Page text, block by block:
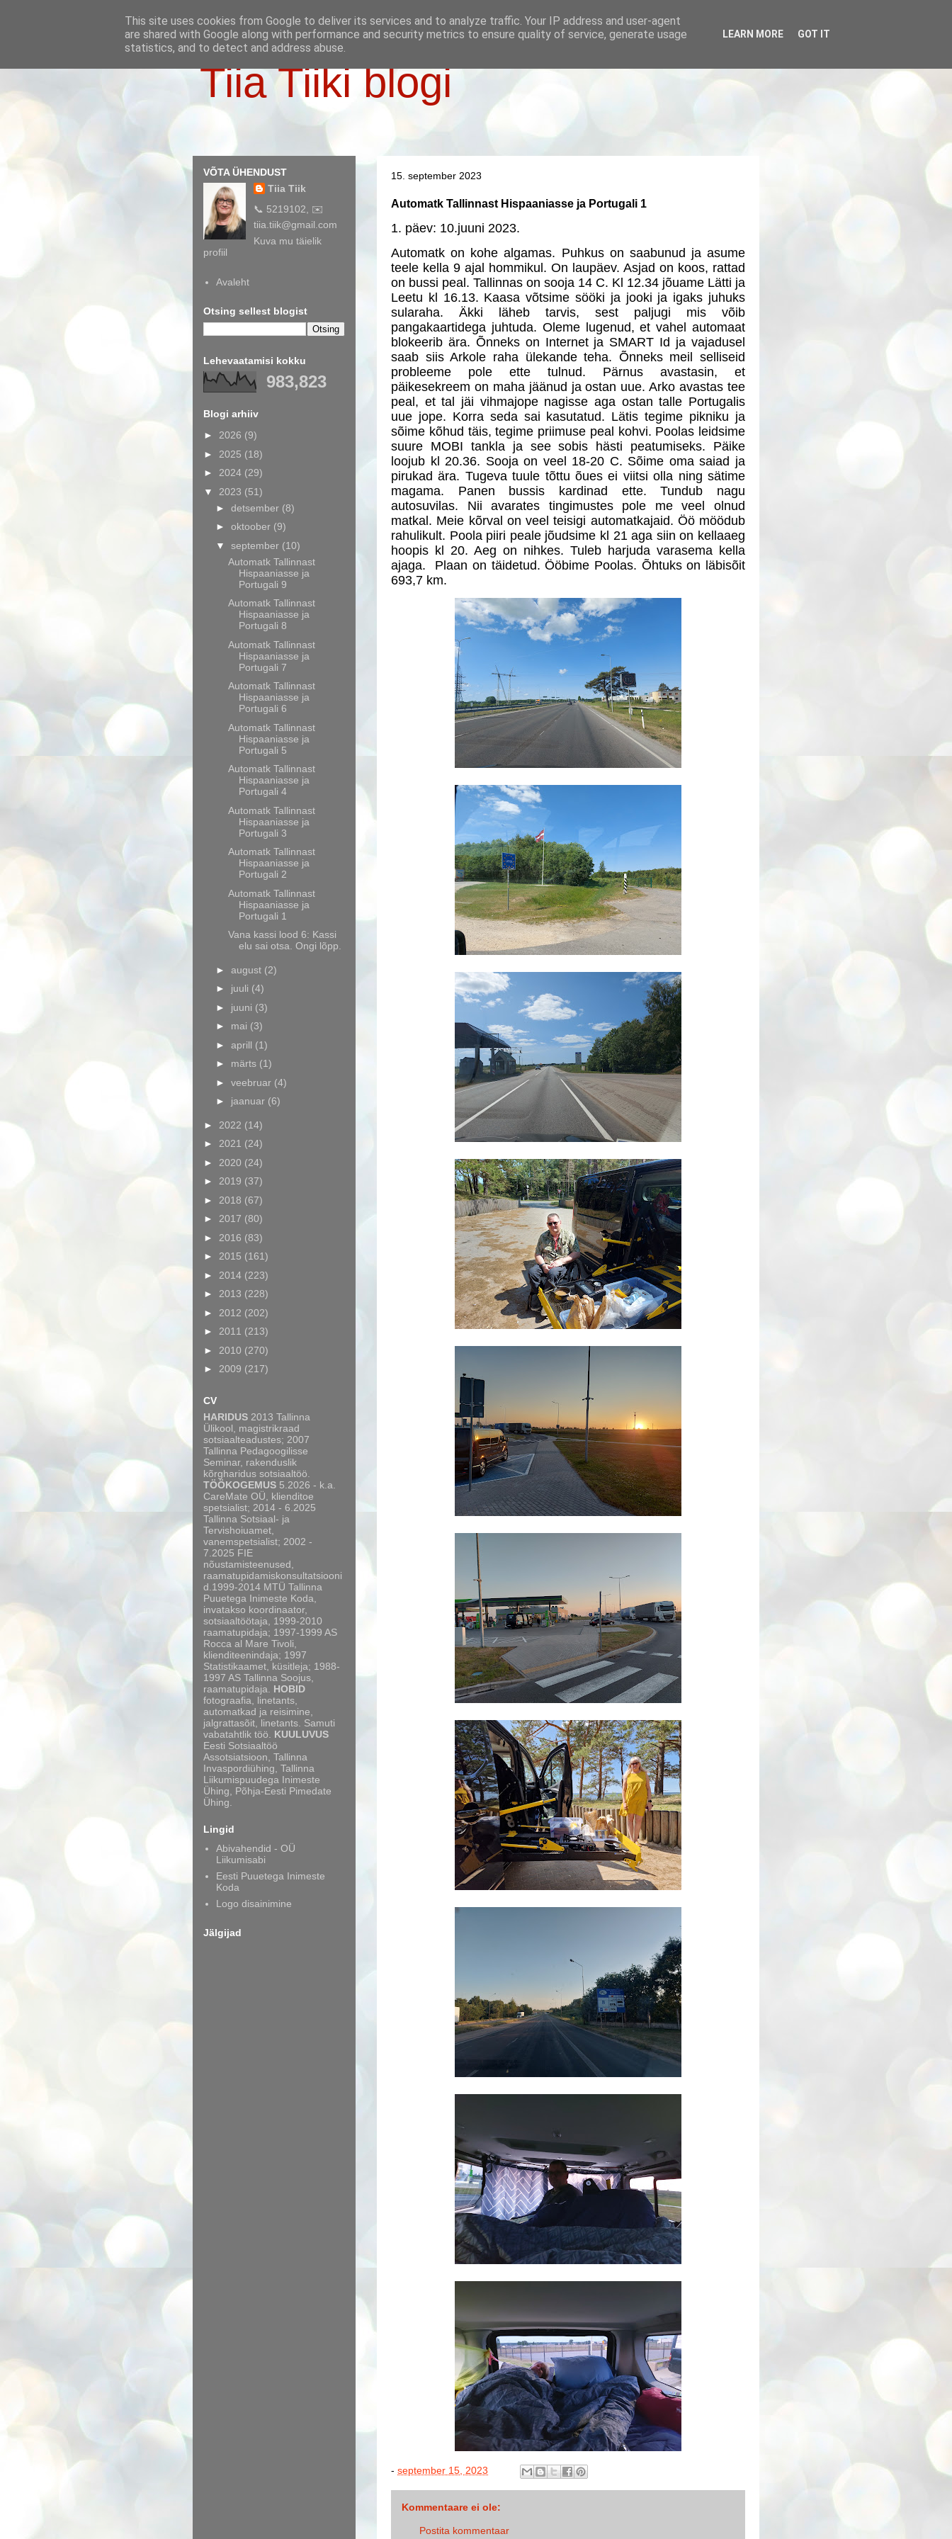
Tiia Tiiki blogi
15. september 2023
Automatk Tallinnast Hispaaniasse ja Portugali 1
1. päev: 10.juuni 2023.
Automatk on kohe algamas. Puhkus on saabunud ja asume
teele kella 9 ajal hommikul. On laupäev. Asjad on koos, rattad
on bussi peal. Tallinnas on sooja 14 C. Kl 12.34 jõuame Lätti ja
Leetu kl 16.13. Kaasa võtsime sööki ja jooki ja igaks juhuks
sularaha. Äkki läheb tarvis, sest paljugi mis võib
pangakaartidega juhtuda. Oleme lugenud, et vahel automaat
blokeerib ära. Õnneks on Internet ja SMART Id ja vajadusel
saab siis Arkole raha ülekande teha. Õnneks meil selliseid
probleeme pole ette tulnud. Pärnus avastasin, et
päikesekreem on maha jäänud ja ostan uue. Arko avastas tee
peal, et tal jäi vihmajope nagisse aga ostan talle Portugalis
uue jope. Korra seda sai kasutatud. Lätis tegime pikniku ja
sõime kõhud täis, tegime priimuse peal kohvi. Poolas leidsime
suure MOBI tankla ja see sobis hästi peatumiseks. Päike
loojub kl 20.36. Sooja on veel 18-20 C. Sõime oma saiad ja
pirukad ära. Tugeva tuule tõttu õues ei viitsi olla ning sätime
magama. Panen bussis kardinad ette. Tundub nagu
autosuvilas. Nii avarates tingimustes pole me veel olnud
matkal. Meie kõrval on veel teisigi automatkajaid. Öö möödub
rahulikult. Poola piiri peale jõudsime kl 21 aga siin on kellaaeg
hoopis kl 20. Aeg on nihkes. Tuleb harjuda varasema kella
ajaga. Plaan on täidetud. Ööbime Poolas. Õhtuks on läbisõit
693,7 km.
- september 15, 2023
Kommentaare ei ole:
Postita kommentaar
VÕTA ÜHENDUST
Tiia Tiik
📞 5219102, ✉️
tiia.tiik@gmail.com
Kuva mu täielik
profiil
Avaleht
Otsing sellest blogist
Lehevaatamisi kokku
983,823
Blogi arhiiv
► 2026 (9)
► 2025 (18)
► 2024 (29)
▼ 2023 (51)
► detsember (8)
► oktoober (9)
▼ september (10)
Automatk Tallinnast
Hispaaniasse ja
Portugali 9
Automatk Tallinnast
Hispaaniasse ja
Portugali 8
Automatk Tallinnast
Hispaaniasse ja
Portugali 7
Automatk Tallinnast
Hispaaniasse ja
Portugali 6
Automatk Tallinnast
Hispaaniasse ja
Portugali 5
Automatk Tallinnast
Hispaaniasse ja
Portugali 4
Automatk Tallinnast
Hispaaniasse ja
Portugali 3
Automatk Tallinnast
Hispaaniasse ja
Portugali 2
Automatk Tallinnast
Hispaaniasse ja
Portugali 1
Vana kassi lood 6: Kassi
elu sai otsa. Ongi lõpp.
► august (2)
► juuli (4)
► juuni (3)
► mai (3)
► aprill (1)
► märts (1)
► veebruar (4)
► jaanuar (6)
► 2022 (14)
► 2021 (24)
► 2020 (24)
► 2019 (37)
► 2018 (67)
► 2017 (80)
► 2016 (83)
► 2015 (161)
► 2014 (223)
► 2013 (228)
► 2012 (202)
► 2011 (213)
► 2010 (270)
► 2009 (217)
CV
HARIDUS 2013 Tallinna
Ülikool, magistrikraad
sotsiaalteadustes; 2007
Tallinna Pedagoogilisse
Seminar, rakenduslik
kõrgharidus sotsiaaltöö.
TÖÖKOGEMUS 5.2026 - k.a.
CareMate OÜ, klienditoe
spetsialist; 2014 - 6.2025
Tallinna Sotsiaal- ja
Tervishoiuamet,
vanemspetsialist; 2002 -
7.2025 FIE
nõustamisteenused,
raamatupidamiskonsultatsiooni
d.1999-2014 MTÜ Tallinna
Puuetega Inimeste Koda,
invatakso koordinaator,
sotsiaaltöötaja, 1999-2010
raamatupidaja; 1997-1999 AS
Rocca al Mare Tivoli,
klienditeenindaja; 1997
Statistikaamet, küsitleja; 1988-
1997 AS Tallinna Soojus,
raamatupidaja. HOBID
fotograafia, linetants,
automatkad ja reisimine,
jalgrattasõit, linetants. Samuti
vabatahtlik töö. KUULUVUS
Eesti Sotsiaaltöö
Assotsiatsioon, Tallinna
Invaspordiühing, Tallinna
Liikumispuudega Inimeste
Ühing, Põhja-Eesti Pimedate
Ühing.
Lingid
Abivahendid - OÜ
Liikumisabi
Eesti Puuetega Inimeste
Koda
Logo disainimine
Jälgijad
This site uses cookies from Google to deliver its services and to analyze traffic. Your IP address and user-agent
are shared with Google along with performance and security metrics to ensure quality of service, generate usage
statistics, and to detect and address abuse.
LEARN MORE GOT IT